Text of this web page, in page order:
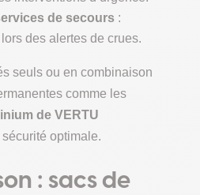
de secours :
des alertes de crues.
seuls ou en combinaison
comme les
de VERTU
optimale.
: sacs de